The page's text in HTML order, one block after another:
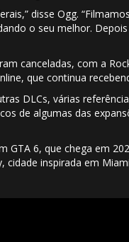
disse Ogg.
o seu melhor.
canceladas, com a
que continua
DLCs, várias
de algumas das
6, que chega em
inspirada em